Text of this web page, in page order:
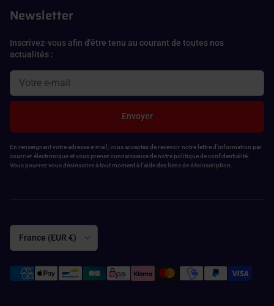
Newsletter
Inscrivez-vous afin d'être tenu au courant de toutes nos
actualités :
Envoyer
En renseignant votre adresse e-mail, vous acceptez de recevoir notre lettre d'information par
courrier électronique et vous prenez connaissance de notre politique de confidentialité.
Vous pourrez vous désinscrire à tout moment à l'aide des liens de désinscription.
Pays
France (EUR €)